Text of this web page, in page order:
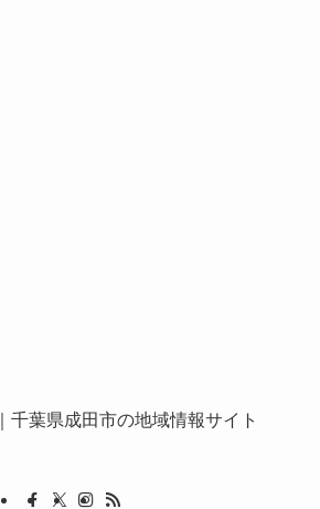
｜千葉県成田市の地域情報サイト